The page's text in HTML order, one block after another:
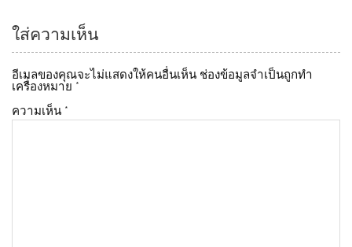
ใส่ความเห็น
อีเมลของคุณจะไม่แสดงให้คนอื่นเห็น ช่องข้อมูลจำเป็นถูกทำ
เครื่องหมาย *
ความเห็น *